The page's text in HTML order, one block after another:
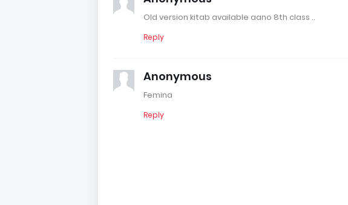
Old version kitab available aano 8th class ..
Reply
Anonymous
Femina
Reply